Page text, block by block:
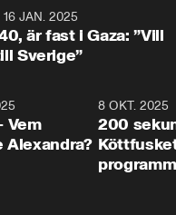
till svars.
16 JAN. 2025
är fast i Gaza: ”Vill
Sverige”
31:05
Vem
Alexandra?
8 OKT. 2025
200